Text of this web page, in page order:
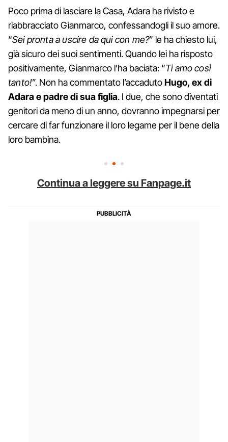
Poco prima di lasciare la Casa, Adara ha rivisto e
riabbracciato Gianmarco, confessandogli il suo amore.
“Sei pronta a uscire da qui con me?” le ha chiesto lui,
già sicuro dei suoi sentimenti. Quando lei ha risposto
positivamente, Gianmarco l’ha baciata: “Ti amo così
tanto!”. Non ha commentato l’accadutoHugo, ex di
Adara e padre di sua figlia. I due, che sono diventati
genitori da meno di un anno, dovranno impegnarsi per
cercare di far funzionare il loro legame per il bene della
loro bambina.
Continua a leggere su Fanpage.it